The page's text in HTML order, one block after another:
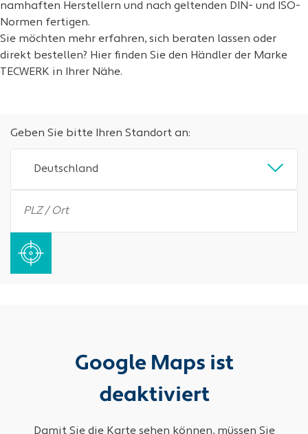
namhaften Herstellern und nach geltenden DIN- und ISO-
Normen fertigen.
Sie möchten mehr erfahren, sich beraten lassen oder
direkt bestellen? Hier finden Sie den Händler der Marke
TECWERK in Ihrer Nähe.
Geben Sie bitte Ihren Standort an:
Deutschland
Google Maps ist
deaktiviert
Damit Sie die Karte sehen können, müssen Sie